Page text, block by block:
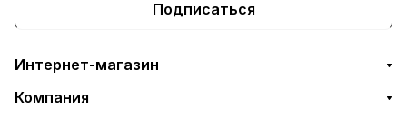
Подписаться
Интернет-магазин
Компания